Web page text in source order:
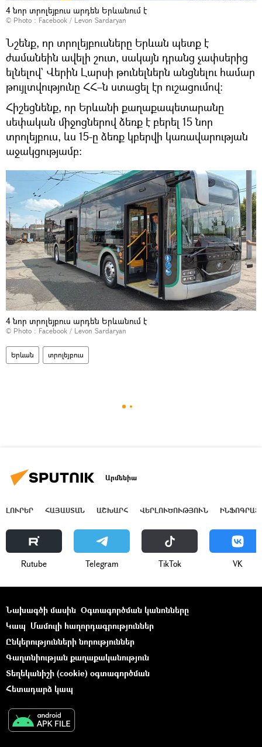
4 նոր տրոլեյբուս արդեն Երևանում է
© Photo : Facebook / Levon Sardaryan
Նշենք, որ տրոլեյբուսները Երևան պետք է
ժամանեին ավելի շուտ, սակայն դրանց չափսերից
ելնելով` Վերին Լարսի թունելներն անցնելու համար
թույլտվությունը ՀՀ–ն ստացել էր ուշացումով։
Հիշեցնենք, որ Երևանի քաղաքապետարանը
սեփական միջոցներով ձեռք է բերել 15 նոր
տրոլեյբուս, ևս 15-ը ձեռք կբերվի կառավարության
աջակցությամբ:
4 նոր տրոլեյբուս արդեն Երևանում է
© Photo : Facebook / Levon Sardaryan
Երևան տրոլեյբուս
Արմենիա
ԼՈՒՐԵՐ ՀԱՅԱՍՏԱՆ ԱՇԽԱՐՀ ՎԵՐԼՈՒԾՈՒԹՅՈՒՆ
Rutube Telegram ТikТоk VK
Նախագծի մասին Օգտագործման կանոնները
Կապ Մամուլի հաղորդագրություններ
Ընկերությունների նորություններ
Գաղտնիության քաղաքականություն
Տեղեկանիշի (cookie) օգտագործման
Հետադարձ կապ